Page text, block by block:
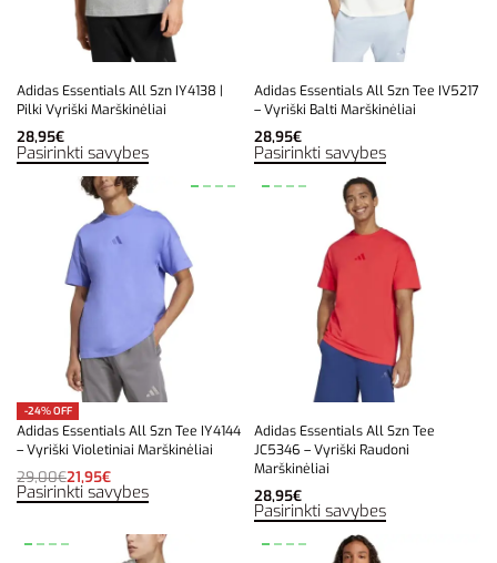
Adidas Essentials All Szn IY4138 |
Pilki Vyriški Marškinėliai
28,95€
Pasirinkti savybes
Adidas Essentials All Szn Tee IV5217
– Vyriški Balti Marškinėliai
28,95€
Pasirinkti savybes
-24% OFF
Adidas Essentials All Szn Tee IY4144
– Vyriški Violetiniai Marškinėliai
29,00€21,95€
Pasirinkti savybes
Adidas Essentials All Szn Tee
JC5346 – Vyriški Raudoni
Marškinėliai
28,95€
Pasirinkti savybes